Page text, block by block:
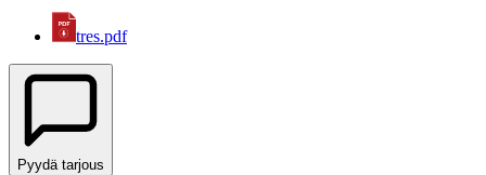
tres.pdf
Pyydä tarjous